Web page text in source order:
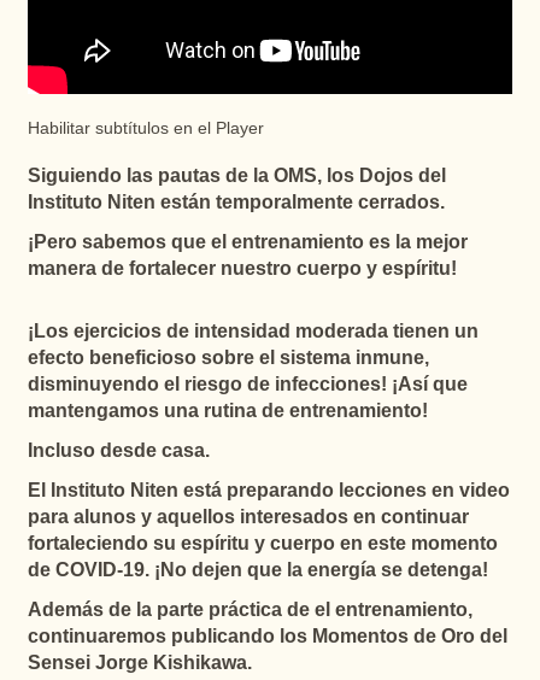
Habilitar subtítulos en el Player
Siguiendo las pautas de la OMS, los Dojos del
Instituto Niten están temporalmente cerrados.
¡Pero sabemos que el entrenamiento es la mejor
manera de fortalecer nuestro cuerpo y espíritu!
¡Los ejercicios de intensidad moderada tienen un
efecto beneficioso sobre el sistema inmune,
disminuyendo el riesgo de infecciones! ¡Así que
mantengamos una rutina de entrenamiento!
Incluso desde casa.
El Instituto Niten está preparando lecciones en video
para alunos y aquellos interesados en continuar
fortaleciendo su espíritu y cuerpo en este momento
de COVID-19. ¡No dejen que la energía se detenga!
Además de la parte práctica de el entrenamiento,
continuaremos publicando los Momentos de Oro del
Sensei Jorge Kishikawa.